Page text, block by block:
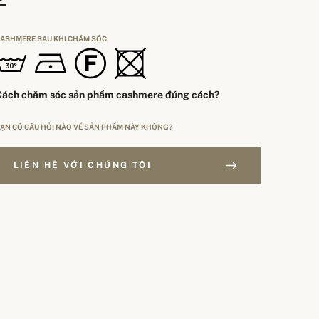
SAU KHI CHĂM SÓC
chăm sóc sản phẩm cashmere đúng cách?
CÓ CÂU HỎI NÀO VỀ SẢN PHẨM NÀY KHÔNG?
LIÊN HỆ VỚI CHÚNG TÔI